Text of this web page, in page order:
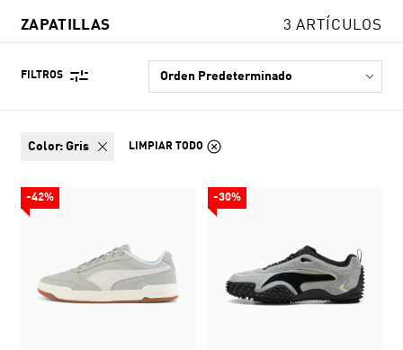
ZAPATILLAS 3 ARTÍCULOS
FILTROS
color: Gris LIMPIAR TODO
-42% -30%